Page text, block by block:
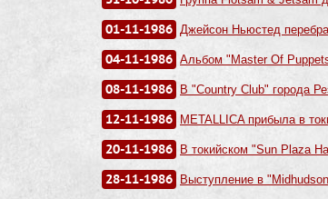
01-11-1986 Джейсон Ньюстед
04-11-1986 Альбом "Master Of
08-11-1986 В "Country Club" города
12-11-1986 METALLICA прибыла в
20-11-1986 В токийском "Sun Plaza
28-11-1986 Выступление в